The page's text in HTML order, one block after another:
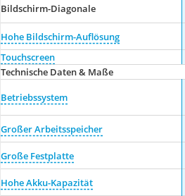
Bildschirm-Diagonale
Hohe Bildschirm-Auflösung
Touchscreen
Technische Daten & Maße
Betriebssystem
Großer Arbeitsspeicher
Große Festplatte
Hohe Akku-Kapazität